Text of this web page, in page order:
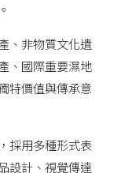
、非物質文化遺
、國際重要濕地
特價值與傳承意
採用多種形式表
設計、視覺傳達